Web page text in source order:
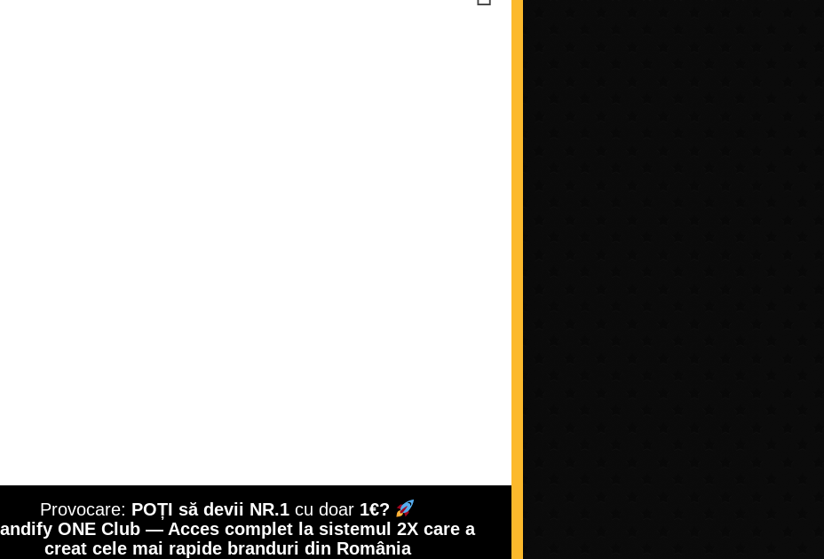
cu colegii de cafea din editia aceasta: —UNDE
chestiuni importante de brand —Etc.
20—13.05.2020
Provocare: POȚI să devii NR.1cu doar 1€?
ONE Club — Acces complet la sistemul 2X care a
creat cele mai rapide branduri din România